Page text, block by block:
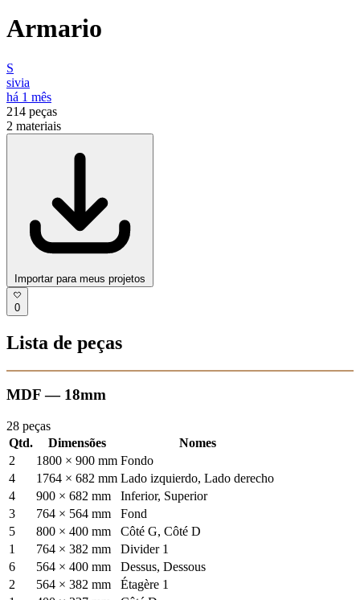
Armario
S
sivia
há 1 mês
214 peças
2 materiais
Importar para meus projetos
0
Lista de peças
MDF — 18mm
28 peças
Qtd.
Dimensões
Nomes
2
1800 × 900 mm Fondo
4
1764 × 682 mm Lado izquierdo, Lado derecho
4
900 × 682 mm
Inferior, Superior
3
764 × 564 mm
Fond
5
800 × 400 mm
Côté G, Côté D
1
764 × 382 mm
Divider 1
6
564 × 400 mm
Dessus, Dessous
2
564 × 382 mm
Étagère 1